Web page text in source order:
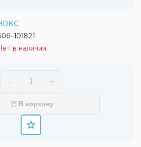
101821
в наличии
- +
В корзину